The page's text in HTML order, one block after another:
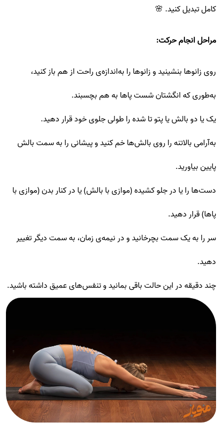
کامل تبدیل کنید. 🌸
مراحل انجام حرکت:
روی زانوها بنشینید و زانوها را به‌اندازه‌ی راحت از هم باز کنید،
به‌طوری که انگشتان شست پاها به هم بچسبند.
یک یا دو بالش یا پتو تا شده را طولی جلوی خود قرار دهید.
به‌آرامی بالاتنه را روی بالش‌ها خم کنید و پیشانی را به سمت بالش
پایین بیاورید.
دست‌ها را یا در جلو کشیده (موازی با بالش) یا در کنار بدن (موازی با
پاها) قرار دهید.
سر را به یک سمت بچرخانید و در نیمه‌ی زمان، به سمت دیگر تغییر
دهید.
چند دقیقه در این حالت باقی بمانید و تنفس‌های عمیق داشته باشید.